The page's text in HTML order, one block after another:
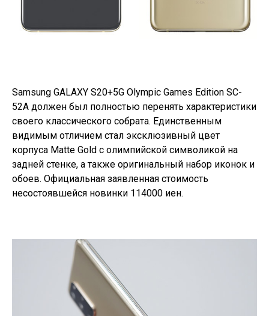
Samsung GALAXY S20+5G Olympic Games Edition SC-
52A должен был полностью перенять характеристики
своего классического собрата. Единственным
видимым отличием стал эксклюзивный цвет
корпуса Matte Gold с олимпийской символикой на
задней стенке, а также оригинальный набор иконок и
обоев. Официальная заявленная стоимость
несостоявшейся новинки 114000 иен.